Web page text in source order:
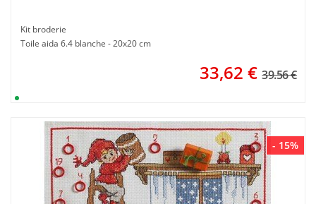
Kit broderie
Toile aida 6.4 blanche - 20x20 cm
33,62 € 39.56 €
- 15%